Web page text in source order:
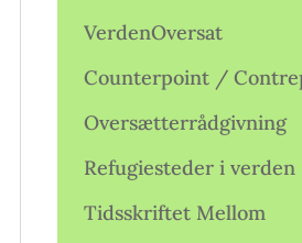
VerdenOversat
Counterpoint /
Oversætterrådgivning
Refugiesteder i verden
Tidsskriftet Mellom